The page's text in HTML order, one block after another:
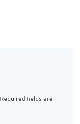
Required fields are